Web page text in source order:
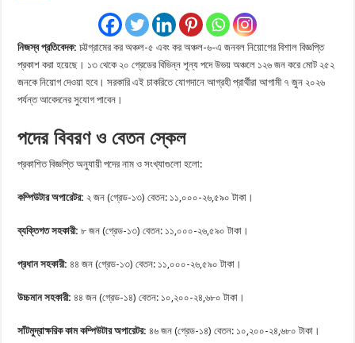
নিজস্ব প্রতিবেদক: চট্টগ্রামের কর অঞ্চল-৫ এবং কর অঞ্চল-৬-এ জনবল নিয়োগের বিশাল বিজ্ঞপ্তি
প্রকাশ করা হয়েছে। ১৩ থেকে ২০ গ্রেডের বিভিন্ন শূন্য পদে উভয় অঞ্চলে ১২৬ জন করে মোট ২৫২
জনকে নিয়োগ দেওয়া হবে। সরকারি এই চাকরিতে যোগদানে আগ্রহী প্রার্থীরা আগামী ৭ জুন ২০২৬
পর্যন্ত আবেদনের সুযোগ পাবেন।
পদের বিবরণ ও বেতন স্কেল
প্রকাশিত বিজ্ঞপ্তি অনুযায়ী পদের নাম ও সংখ্যাগুলো হলো:
কম্পিউটার অপারেটর: ২ জন (গ্রেড-১৩) বেতন: ১১,০০০-২৬,৫৯০ টাকা।
ব্যক্তিগত সহকারী: ৮ জন (গ্রেড-১৩) বেতন: ১১,০০০-২৬,৫৯০ টাকা।
প্রধান সহকারী: ৪৪ জন (গ্রেড-১৩) বেতন: ১১,০০০-২৬,৫৯০ টাকা।
উচ্চমান সহকারী: ৪৪ জন (গ্রেড-১৪) বেতন: ১০,২০০-২৪,৬৮০ টাকা।
সাঁটমুদ্রাক্ষরিক কাম কম্পিউটার অপারেটর: ৪৬ জন (গ্রেড-১৪) বেতন: ১০,২০০-২৪,৬৮০ টাকা।